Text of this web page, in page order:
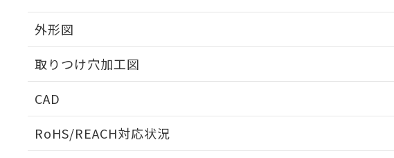
外形図
取りつけ穴加工図
CAD
RoHS/REACH対応状況